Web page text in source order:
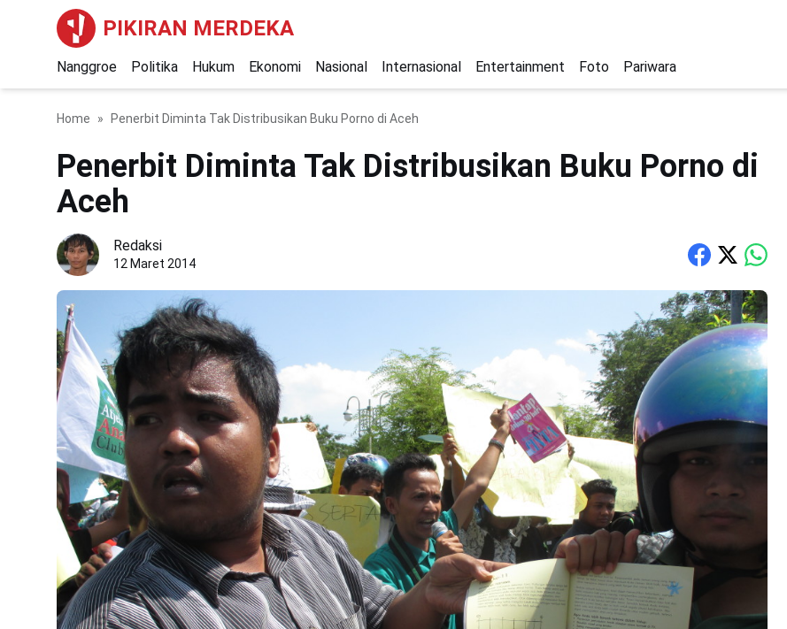
PIKIRAN MERDEKA
Nanggroe Politika Hukum Ekonomi Nasional Internasional Entertainment Foto Pariwara
Home Penerbit Diminta Tak Distribusikan Buku Porno di Aceh
Penerbit Diminta Tak Distribusikan Buku Porno di
Aceh
Redaksi
12 Maret 2014